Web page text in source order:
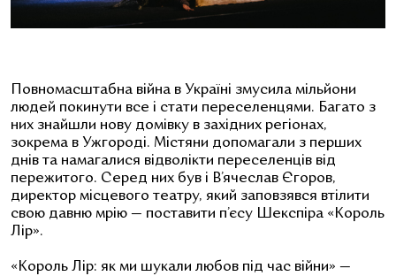
Повномасштабна війна в Україні змусила мільйони
людей покинути все і стати переселенцями. Багато з
них знайшли нову домівку в західних регіонах,
зокрема в Ужгороді. Містяни допомагали з перших
днів та намагалися відволікти переселенців від
пережитого. Серед них був і В’ячеслав Єгоров,
директор місцевого театру, який заповзявся втілити
свою давню мрію — поставити п’єсу Шекспіра « Король
Лір».
«Король Лір: як ми шукали любов під час війни» —